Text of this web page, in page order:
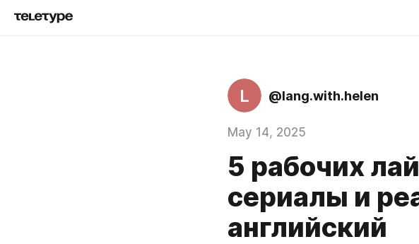
L @lang.with.helen
May 14, 2025
5 рабочих
сериалы и
английский